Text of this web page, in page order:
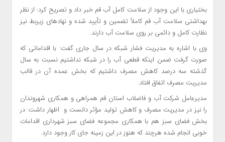
بختیاری با این وجود از سلامت کامل آب قم خبر داد و تصریح کرد: از نظر
بهداشتی سلامت آب قم کاملاً تضمین و تأیید شده و نهادهای زیربط نیز
نظارت کامل و دائمی بر روی سلامت آب دارند.
وی با اشاره به مدیریت فشار شبکه در سال جاری گفت: با اقداماتی که
صورت گرفت ضمن اینکه قطعی آب را در شبکه نداشتیم نسبت به سال
گذشته سه درصد کاهش مصرف داشتیم که بخش عمده آن در قالب
مدیریت مصرف اتفاق افتاد.
مدیرعامل شرکت آب و فاضلاب استان قم همراهی و همکاری شهروندان
را نیز در مدیریت مصرف و کاهش تولید مؤثر دانست و اظهار داشت: در
بخش فضای سبز هم با همکاری مجموعه فضای سبز شهرداری اقدامات
خوبی انجام شده هرچند که هنوز در این زمینه جای کار وجود دارد.